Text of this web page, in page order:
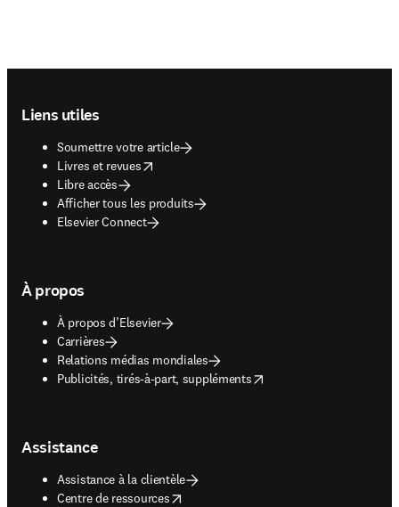
Liens utiles
Soumettre votre article
Livres et revues
opens in new tab/window
Libre accès
Afficher tous les produits
Elsevier Connect
À propos
À propos d’Elsevier
Carrières
Relations médias mondiales
Publicités, tirés-à-part, suppléments
opens in new tab/window
Assistance
Assistance à la clientèle
Centre de ressources
opens in new tab/window